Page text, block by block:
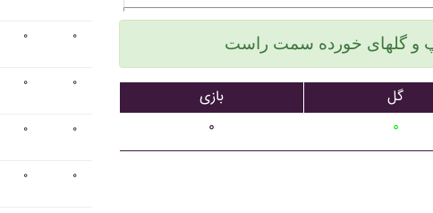
۰ ۰
۰ ۰
۰ ۰
۰ ۰
بازی
۰
گل
۰